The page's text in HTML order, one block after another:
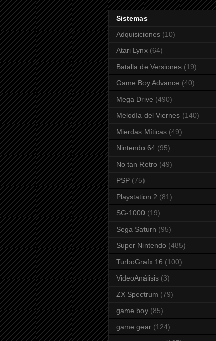
Sistemas
Adquisiciones (10)
Atari Lynx (64)
Batalla de Versiones (19)
Game Boy Advance (40)
Mega Drive (490)
Melodía del Viernes (140)
Mierdas Míticas (49)
Nintendo 64 (95)
No tan Retro (49)
PSP (75)
Playstation 2 (81)
SG-1000 (19)
Sega Saturn (95)
Super Nintendo (485)
TurboGrafx 16 (100)
VideoAnálisis (3)
ZX Spectrum (79)
game boy (85)
game gear (124)